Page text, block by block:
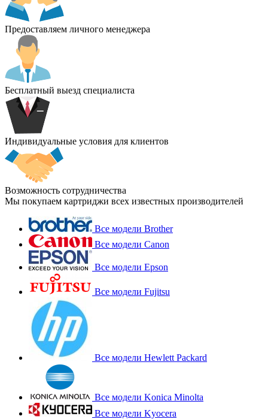
Предоставляем личного менеджера
Бесплатный выезд специалиста
Индивидуальные условия для клиентов
Возможность сотрудничества
Мы покупаем картриджи всех известных производителей
Все модели Brother
Все модели Canon
Все модели Epson
Все модели Fujitsu
Все модели Hewlett Packard
Все модели Konica Minolta
Все модели Kyocera